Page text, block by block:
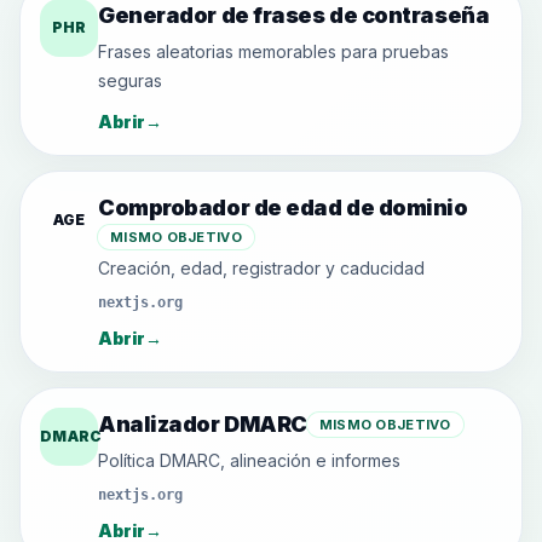
PHR Generador de frases de contraseña
Frases aleatorias memorables para pruebas
seguras
Abrir→
AGE Comprobador de edad de dominio
MISMO OBJETIVO
Creación, edad, registrador y caducidad
nextjs.org
Abrir→
DMARCAnalizador DMARC MISMO OBJETIVO
Política DMARC, alineación e informes
nextjs.org
Abrir→